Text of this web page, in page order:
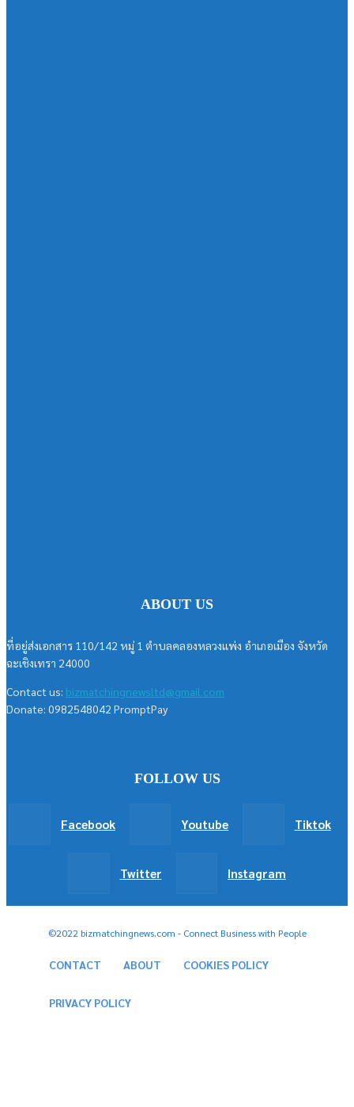
ABOUT US
ที่อยู่ส่งเอกสาร 110/142 หมู่ 1 ตำบลคลองหลวงแพ่ง อำเภอเมือง จังหวัด
ฉะเชิงเทรา 24000
Contact us: bizmatchingnewsltd@gmail.com
Donate: 0982548042 PromptPay
FOLLOW US
Facebook Youtube Tiktok
Twitter Instagram
©2022 bizmatchingnews.com - Connect Business with People
CONTACT ABOUT COOKIES POLICY
PRIVACY POLICY